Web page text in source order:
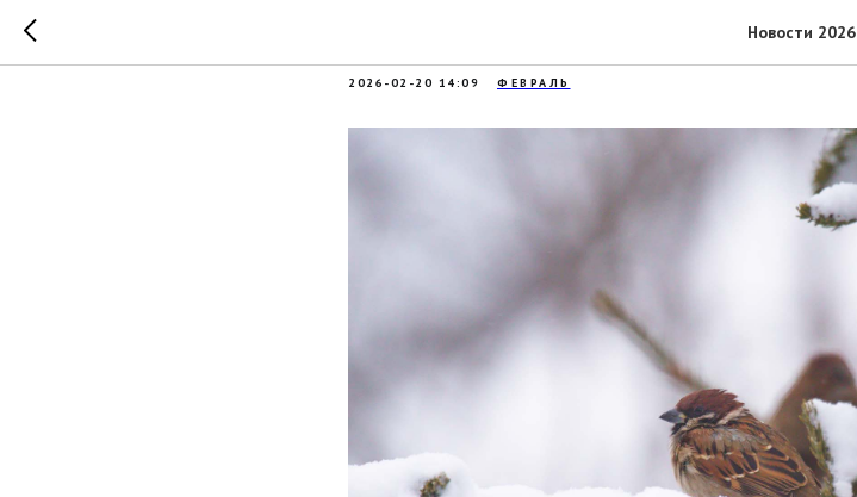
Новости 2026
Итоги воробьиной переписи
2026-02-20 14:09 ФЕВРАЛЬ